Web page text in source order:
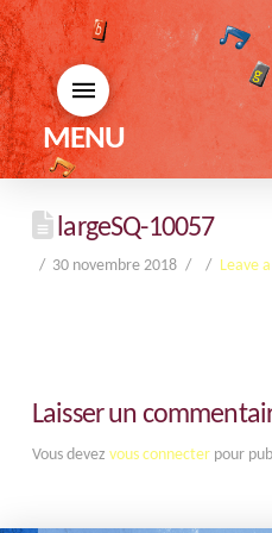
MENU
largeSQ-10057
30 novembre 2018 Leave
Laisser un
Vous devez vous connecterpour